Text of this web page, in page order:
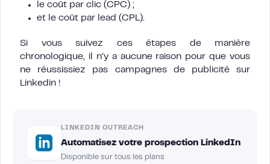
le coût par clic (CPC) ;
et le coût par lead (CPL).
Si vous suivez ces étapes de manière
chronologique, il n’y a aucune raison pour que vous
ne réussissiez pas campagnes de publicité sur
Linkedin !
LINKEDIN OUTREACH
Automatisez votre prospection LinkedIn
Disponible sur tous les plans